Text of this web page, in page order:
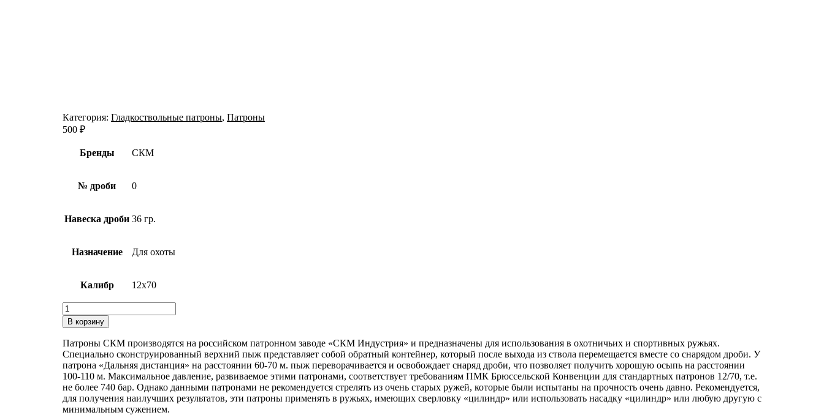
Категория: Гладкоствольные патроны, Патроны
500 ₽
Бренды СКМ
№ дроби 0
Навеска дроби 36 гр.
Назначение Для охоты
Калибр 12х70
Количество
товара
Патрон
12х70
СКМ
дробь
№0
36г
дальняя
дистанция
В корзину
Патроны СКМ производятся на российском патронном заводе «СКМ Индустрия» и предназначены для использования в охотничьих и спортивных ружьях.
Специально сконструированный верхний пыж представляет собой обратный контейнер, который после выхода из ствола перемещается вместе со снарядом дроби. У
патрона «Дальняя дистанция» на расстоянии 60-70 м. пыж переворачивается и освобождает снаряд дроби, что позволяет получить хорошую осыпь на расстоянии
100-110 м. Максимальное давление, развиваемое этими патронами, соответствует требованиям ПМК Брюссельской Конвенции для стандартных патронов 12/70, т.е.
не более 740 бар. Однако данными патронами не рекомендуется стрелять из очень старых ружей, которые были испытаны на прочность очень давно. Рекомендуется,
для получения наилучших результатов, эти патроны применять в ружьях, имеющих сверловку «цилиндр» или использовать насадку «цилиндр» или любую другую с
минимальным сужением.